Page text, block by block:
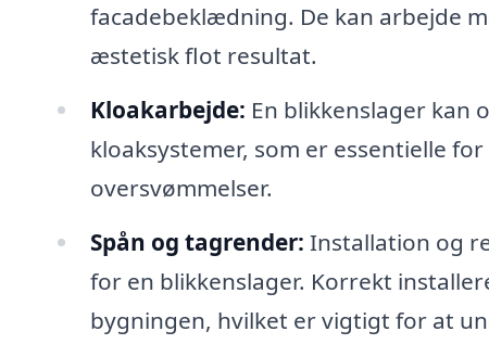
facadebeklædning. De kan arbejde
æstetisk flot resultat.
Kloakarbejde: En blikkenslager kan
kloaksystemer, som er essentielle
oversvømmelser.
Spån og tagrender: Installation og
for en blikkenslager. Korrekt
bygningen, hvilket er vigtigt for at